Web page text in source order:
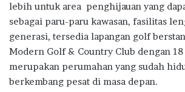
lebih untuk area penghijauan yang
sebagai paru-paru kawasan, fasilitas
generasi, tersedia lapangan golf
Modern Golf & Country Club dengan 18
merupakan perumahan yang sudah
berkembang pesat di masa depan.